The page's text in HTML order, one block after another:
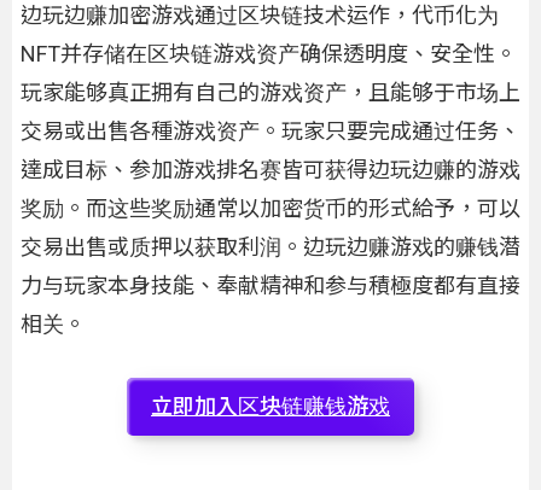
边玩边赚加密游戏通过区块链技术运作，代币化为
NFT并存储在区块链游戏资产确保透明度、安全性。
玩家能够真正拥有自己的游戏资产，且能够于市场上
交易或出售各種游戏资产。玩家只要完成通过任务、
達成目标、参加游戏排名赛皆可获得边玩边赚的游戏
奖励。而这些奖励通常以加密货币的形式給予，可以
交易出售或质押以获取利润。边玩边赚游戏的赚钱潜
力与玩家本身技能、奉献精神和参与積極度都有直接
相关。
立即加入区块链赚钱游戏